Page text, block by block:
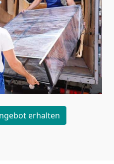
erhalten